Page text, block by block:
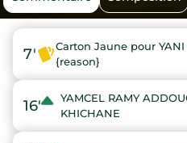
7'
Carton Jaune pour
{reason}
16'
YAMCEL RAMY
KHICHANE